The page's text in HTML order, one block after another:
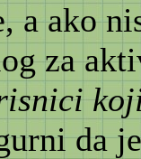
a ako
za
da